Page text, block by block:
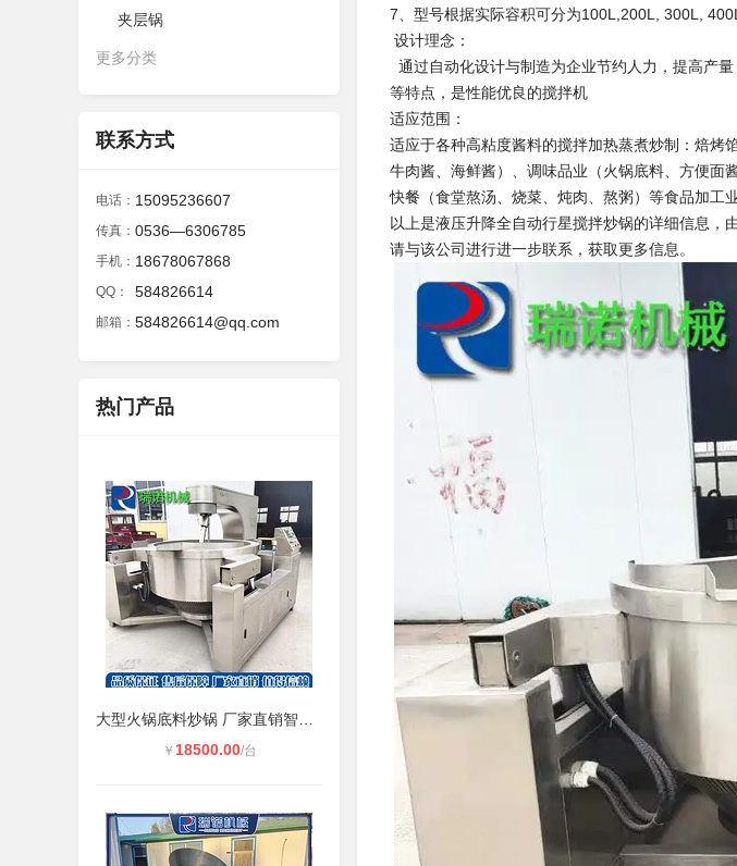
夹层锅
更多分类
联系方式
电话： 15095236607
传真： 0536—6306785
手机： 18678067868
QQ： 584826614
邮箱： 584826614@qq.com
热门产品
￥ 18500.00/台
7、型号根据实际容积可分为100L,200L, 300L,
设计理念：
通过自动化设计与制造为企业节约人力，提高产
等特点，是性能优良的搅拌机
适应范围：
适应于各种高粘度酱料的搅拌加热蒸煮炒制：焙烤
牛肉酱、海鲜酱）、调味品业（火锅底料、方便面
快餐（食堂熬汤、烧菜、炖肉、熬粥）等食品加工业
以上是液压升降全自动行星搅拌炒锅的详细信息，
请与该公司进行进一步联系，获取更多信息。